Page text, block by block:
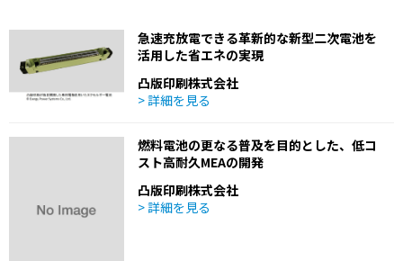
急速充放電できる革新的な新型二次電池を
活用した省エネの実現
凸版印刷株式会社
> 詳細を見る
燃料電池の更なる普及を目的とした、低コ
スト高耐久MEAの開発
凸版印刷株式会社
> 詳細を見る